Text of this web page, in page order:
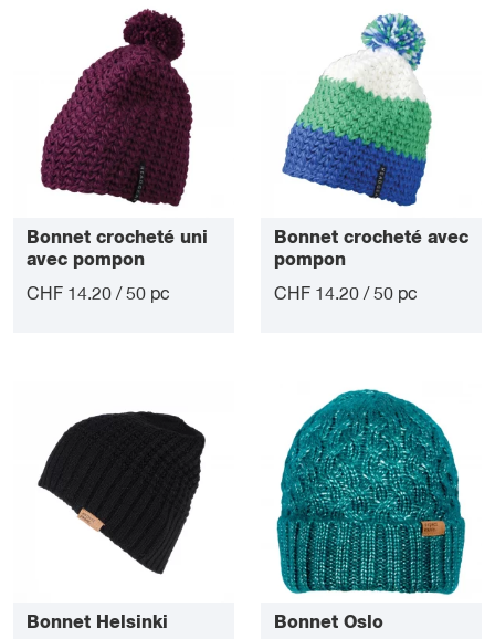
Bonnet crocheté uni
avec pompon
CHF 14.20 / 50 pc
Bonnet crocheté avec
pompon
CHF 14.20 / 50 pc
Bonnet Helsinki Bonnet Oslo